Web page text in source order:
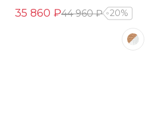
35 860 ₽44 960 ₽ 20%